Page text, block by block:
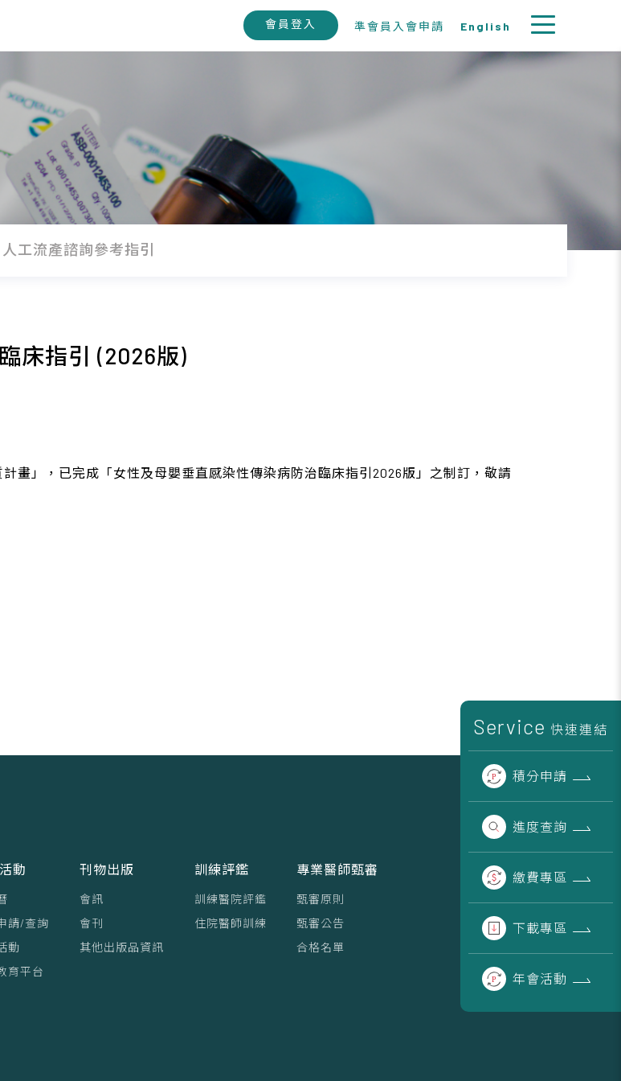
會員登入 準會員入會申請 English
Service 快速連結
積分申請
進度查詢
繳費專區
下載專區
年會活動
人工流產諮詢參考指引
床指引 (2026版)
畫」，已完成「女性及母嬰垂直感染性傳染病防治臨床指引2026版」之制訂，敬請
動
請/查詢
動
育平台
刊物出版
會訊
會刊
其他出版品資訊
訓練評鑑
訓練醫院評鑑
住院醫師訓練
專業醫師甄審
甄審原則
甄審公告
合格名單